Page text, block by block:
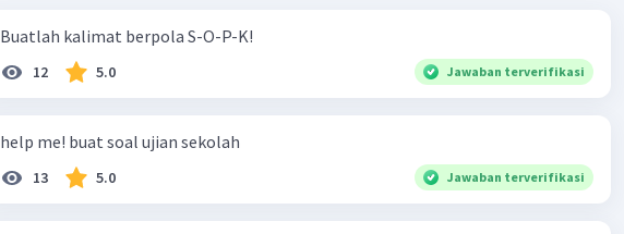
Buatlah kalimat berpola S-O-P-K!
12 5.0 Jawaban terverifikasi
help me! buat soal ujian sekolah
13 5.0 Jawaban terverifikasi